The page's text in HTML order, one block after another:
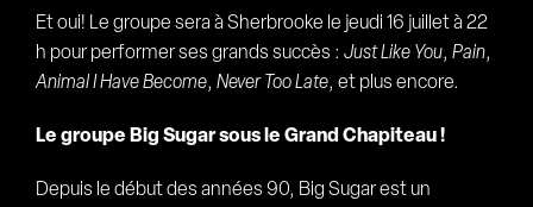
Et oui! Le groupe sera à Sherbrooke le jeudi 16 juillet à 22
h pour performer ses grands succès : Just Like You, Pain,
Animal I Have Become, Never Too Late, et plus encore.
Le groupe Big Sugar sous le Grand Chapiteau !
Depuis le début des années 90, Big Sugar est un